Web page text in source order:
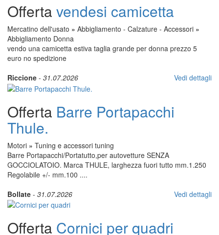
Offerta vendesi camicetta
Mercatino dell'usato » Abbigliamento - Calzature - Accessori »
Abbigliamento Donna
vendo una camicetta estiva taglia grande per donna prezzo 5
euro no spedizione
Riccione - 31.07.2026 Vedi dettagli
Offerta Barre Portapacchi
Thule.
Motori » Tuning e accessori tuning
Barre Portapacchi/Portatutto,per autovetture SENZA
GOCCIOLATOIO. Marca THULE, larghezza fuori tutto mm.1.250
Regolabile +/- mm.100 ....
Bollate - 31.07.2026 Vedi dettagli
Offerta Cornici per quadri